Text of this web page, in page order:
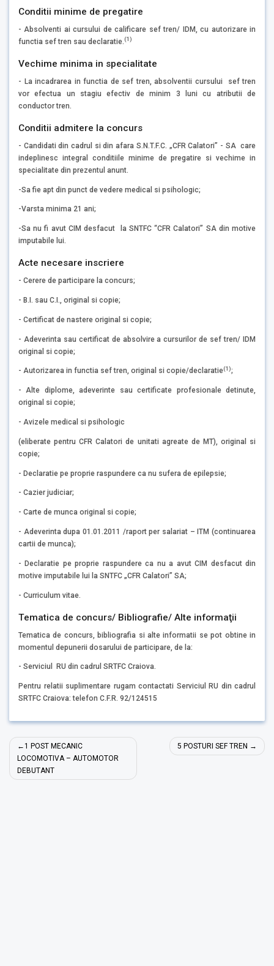
Conditii minime de pregatire
- Absolventi ai cursului de calificare sef tren/ IDM, cu autorizare in
functia sef tren sau declaratie. (1)
Vechime minima in specialitate
- La incadrarea in functia de sef tren, absolventii cursului sef tren
vor efectua un stagiu efectiv de minim 3 luni cu atributii de
conductor tren.
Conditii admitere la concurs
- Candidati din cadrul si din afara S.N.T.F.C. „CFR Calatori” - SA care
indeplinesc integral conditiile minime de pregatire si vechime in
specialitate din prezentul anunt.
-Sa fie apt din punct de vedere medical si psihologic;
-Varsta minima 21 ani;
-Sa nu fi avut CIM desfacut la SNTFC “CFR Calatori” SA din motive
imputabile lui.
Acte necesare inscriere
- Cerere de participare la concurs;
- B.I. sau C.I., original si copie;
- Certificat de nastere original si copie;
- Adeverinta sau certificat de absolvire a cursurilor de sef tren/ IDM
original si copie;
- Autorizarea in functia sef tren, original si copie/declaratie(1);
- Alte diplome, adeverinte sau certificate profesionale detinute,
original si copie;
- Avizele medical si psihologic
(eliberate pentru CFR Calatori de unitati agreate de MT), original si
copie;
- Declaratie pe proprie raspundere ca nu sufera de epilepsie;
- Cazier judiciar;
- Carte de munca original si copie;
- Adeverinta dupa 01.01.2011 /raport per salariat – ITM (continuarea
cartii de munca);
- Declaratie pe proprie raspundere ca nu a avut CIM desfacut din
motive imputabile lui la SNTFC „CFR Calatori” SA;
- Curriculum vitae.
Tematica de concurs/ Bibliografie/ Alte informaţii
Tematica de concurs, bibliografia si alte informatii se pot obtine in
momentul depunerii dosarului de participare, de la:
- Serviciul RU din cadrul SRTFC Craiova.
Pentru relatii suplimentare rugam contactati Serviciul RU din cadrul
SRTFC Craiova: telefon C.F.R. 92/124515
Navigare
în
articole
1 POST MECANIC
LOCOMOTIVA – AUTOMOTOR
DEBUTANT
5 POSTURI SEF TREN